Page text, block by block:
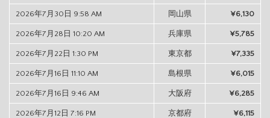
2026年7月30日 9:58 AM 岡山県 ¥6,130
2026年7月28日 10:20 AM 兵庫県 ¥5,785
2026年7月22日 1:30 PM 東京都 ¥7,335
2026年7月16日 11:10 AM 島根県 ¥6,015
2026年7月16日 9:46 AM 大阪府 ¥6,285
2026年7月12日 7:16 PM 京都府 ¥6,115